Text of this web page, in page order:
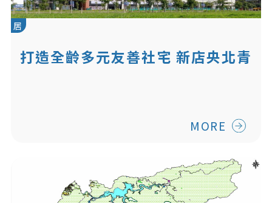
居
打造全齡多元友善社宅 新店央北青
MORE